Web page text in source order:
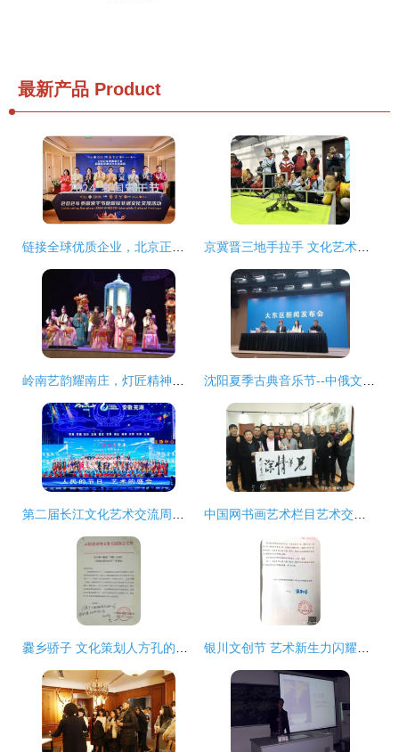
最新产品 Product
链接全球优质企业，北京正大中心以文化艺术为纽带打造国际化“超级朋友圈” 京冀晋三地手拉手 文化艺术心连心——北京房山与河北保定、山西沁县少先队结对共建暨文化交流活动策划
岭南艺韵耀南庄，灯匠精神启新篇——粤剧《大国灯匠》献映暨文化艺术交流活动侧记 沈阳夏季古典音乐节--中俄文化交流音乐周将于8月14日在大东区启幕
第二届长江文化艺术交流周在芜湖盛大开幕，共绘长江文化新篇章 中国网书画艺术栏目艺术交流基地落户天津国风书画院，共谱新时代文化艺术交流新篇章
爨乡骄子 文化策划人方孔的文化艺术交流之旅 银川文创节 艺术新生力闪耀，创意设计大赛获奖名单公布及系列活动展望